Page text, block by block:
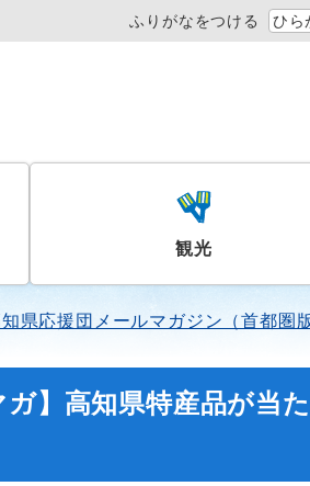
ふりがなをつける ひら
観光
県応援団メールマガジン（首都圏版
ガ】高知県特産品が当